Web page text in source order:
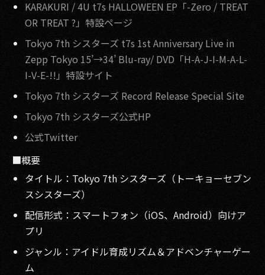
KARAKURI / 4U t7s HALLOWEEN EP「-Zero / TREAT
OR TREAT ?」特設ページ
Tokyo 7th シスターズ t7s 1st Anniversary Live in
Zepp Tokyo 15’→34’ Blu-ray/ DVD「H-A-J-I-M-A-L-
I-V-E-!!」特設サイト
Tokyo 7th シスターズ Record Release Special Site
Tokyo 7th シスターズ公式HP
公式Twitter
■概要
タイトル：Tokyo 7th シスターズ（トーキョーセブン
スシスターズ）
配信形式：スマートフォン（iOS、Android）向けア
プリ
ジャンル：アイドル育成リズム＆アドベンチャーゲー
ム